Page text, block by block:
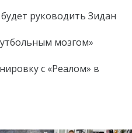
руководить Зидан
мозгом»
с «Реалом» в